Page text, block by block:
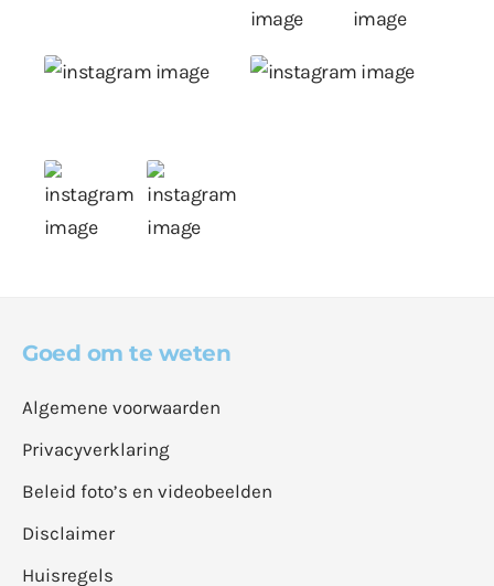
Goed om te weten
Algemene voorwaarden
Privacyverklaring
Beleid foto’s en videobeelden
Disclaimer
Huisregels